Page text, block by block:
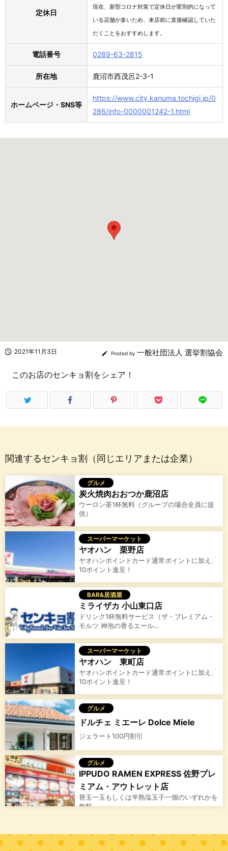
定休日
現在、新型コロナ対策で定休日が変則的になって
いる店舗が多いため、来店前に直接確認していた
だくことをおすすめします。
電話番号 0289-63-2815
所在地 鹿沼市西茂呂2-3-1
ホームページ・SNS等
https://www.city.kanuma.tochigi.jp/0
286/info-0000001242-1.html
 2021年11月3日  Posted by 一般社団法人 選挙割協会
このお店のセンキョ割をシェア！
関連するセンキョ割（同じエリアまたは企業）
グルメ
炭火焼肉おおつか鹿沼店
ウーロン茶1杯無料（グループの場合全員に提
供）
スーパーマーケット
ヤオハン 栗野店
ヤオハンポイントカード通常ポイントに加え、
10ポイント進呈！
BAR&居酒屋
ミライザカ 小山東口店
ドリンク1杯無料サービス（ザ・プレミアム・
モルツ 神泡の香るエール…
スーパーマーケット
ヤオハン 東町店
ヤオハンポイントカード通常ポイントに加え、
10ポイント進呈！
グルメ
ドルチェ ミエーレ Dolce Miele
ジェラート100円割引
グルメ
IPPUDO RAMEN EXPRESS 佐野プレ
ミアム・アウトレット店
替玉一玉もしくは半熟塩玉子一個のいずれかを
無料